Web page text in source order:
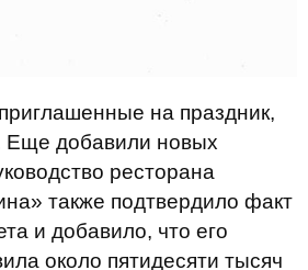
на праздник,
Еще добавили новых
ресторана
также подтвердило факт
и добавило, что его
около пятидесяти тысяч